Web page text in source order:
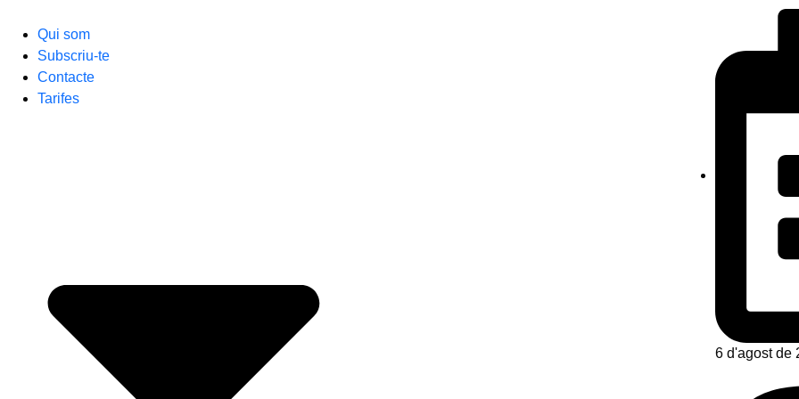
Qui som
Subscriu-te
Contacte
Tarifes
6 d'agost de